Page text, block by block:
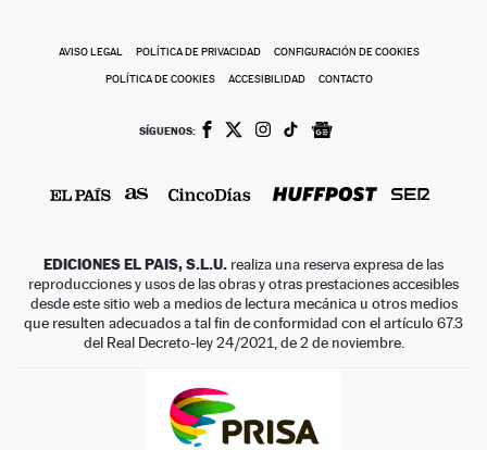
AVISO LEGAL POLÍTICA DE PRIVACIDAD CONFIGURACIÓN DE COOKIES
POLÍTICA DE COOKIES ACCESIBILIDAD CONTACTO
SÍGUENOS:
EDICIONES EL PAIS, S.L.U. realiza una reserva expresa de las
reproducciones y usos de las obras y otras prestaciones accesibles
desde este sitio web a medios de lectura mecánica u otros medios
que resulten adecuados a tal fin de conformidad con el artículo 67.3
del Real Decreto-ley 24/2021, de 2 de noviembre.